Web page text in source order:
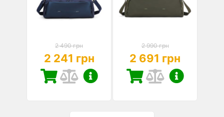
2 490 грн
2 241 грн
2 990 грн
2 691 грн